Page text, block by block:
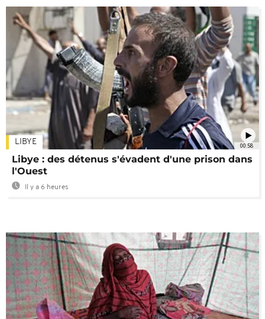
00:58
LIBYE
Libye : des détenus s'évadent d'une prison dans
l'Ouest
Il y a 6 heures